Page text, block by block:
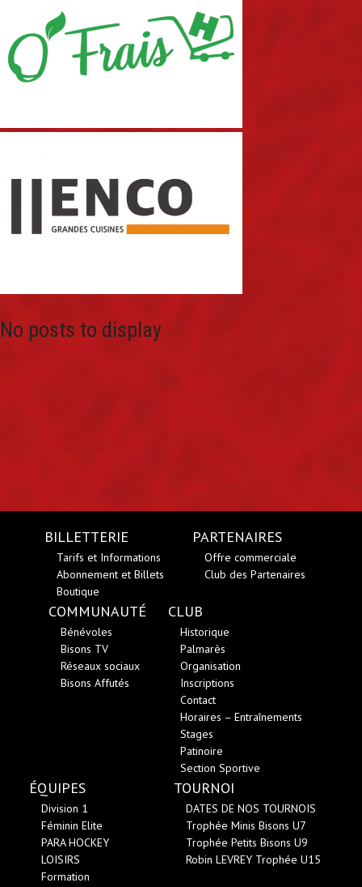
No posts to display
BILLETTERIE
Tarifs et Informations
Abonnement et Billets
Boutique
PARTENAIRES
Offre commerciale
Club des Partenaires
COMMUNAUTÉ
Bénévoles
Bisons TV
Réseaux sociaux
Bisons Affutés
CLUB
Historique
Palmarès
Organisation
Inscriptions
Contact
Horaires – Entraînements
Stages
Patinoire
Section Sportive
ÉQUIPES
Division 1
Féminin Elite
PARA HOCKEY
LOISIRS
Formation
TOURNOI
DATES DE NOS TOURNOIS
Trophée Minis Bisons U7
Trophée Petits Bisons U9
Robin LEVREY Trophée U15